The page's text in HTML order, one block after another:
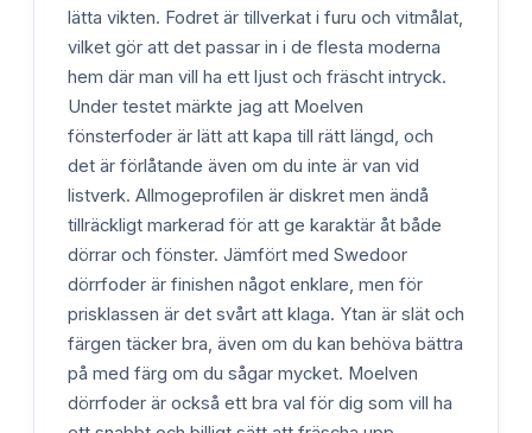
lätta vikten. Fodret är tillverkat i furu och vitmålat,
vilket gör att det passar in i de flesta moderna
hem där man vill ha ett ljust och fräscht intryck.
Under testet märkte jag att Moelven
fönsterfoder är lätt att kapa till rätt längd, och
det är förlåtande även om du inte är van vid
listverk. Allmogeprofilen är diskret men ändå
tillräckligt markerad för att ge karaktär åt både
dörrar och fönster. Jämfört med Swedoor
dörrfoder är finishen något enklare, men för
prisklassen är det svårt att klaga. Ytan är slät och
färgen täcker bra, även om du kan behöva bättra
på med färg om du sågar mycket. Moelven
dörrfoder är också ett bra val för dig som vill ha